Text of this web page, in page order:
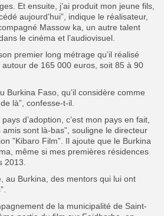
Et ensuite, j’ai produit mon jeune fils,
aujourd’hui”, indique le réalisateur,
Massow ka, un autre talent
le cinéma et l’audiovisuel.
premier long métrage qu’il réalisé
de 165 000 euros, soit 85 à 90
Burkina Faso, qu’il considère comme
là”, confesse-t-il.
d’adoption, c’est mon pays en fait,
sont là-bas”, souligne le directeur
”Kibaro Film”. Il ajoute que le Burkina
même si mes premières résidences
2013.
au Burkina, des mentors qui lui ont
de la municipalité de Saint-